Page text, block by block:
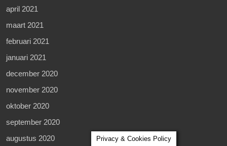
april 2021
maart 2021
februari 2021
januari 2021
december 2020
november 2020
oktober 2020
september 2020
augustus 2020
Privacy & Cookies Policy